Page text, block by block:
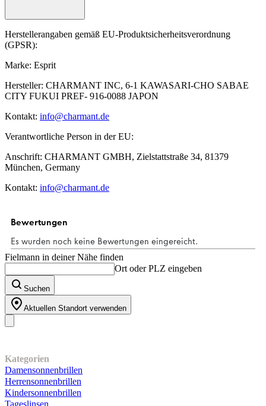
Herstellerangaben gemäß EU-Produktsicherheitsverordnung
(GPSR):
Marke: Esprit
Hersteller: CHARMANT INC, 6-1 KAWASARI-CHO SABAE
CITY FUKUI PREF- 916-0088 JAPON
Kontakt: info@charmant.de
Verantwortliche Person in der EU:
Anschrift: CHARMANT GMBH, Zielstattstraße 34, 81379
München, Germany
Kontakt: info@charmant.de
Fielmann in deiner Nähe finden
Ort oder PLZ eingeben
Suchen
Aktuellen Standort verwenden
Kategorien
Damensonnenbrillen
Herrensonnenbrillen
Kindersonnenbrillen